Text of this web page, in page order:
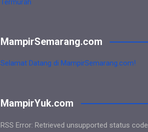
Termurah
MampirSemarang.com
Selamat Datang di MampirSemarang.com!
MampirYuk.com
RSS Error: Retrieved unsupported status code